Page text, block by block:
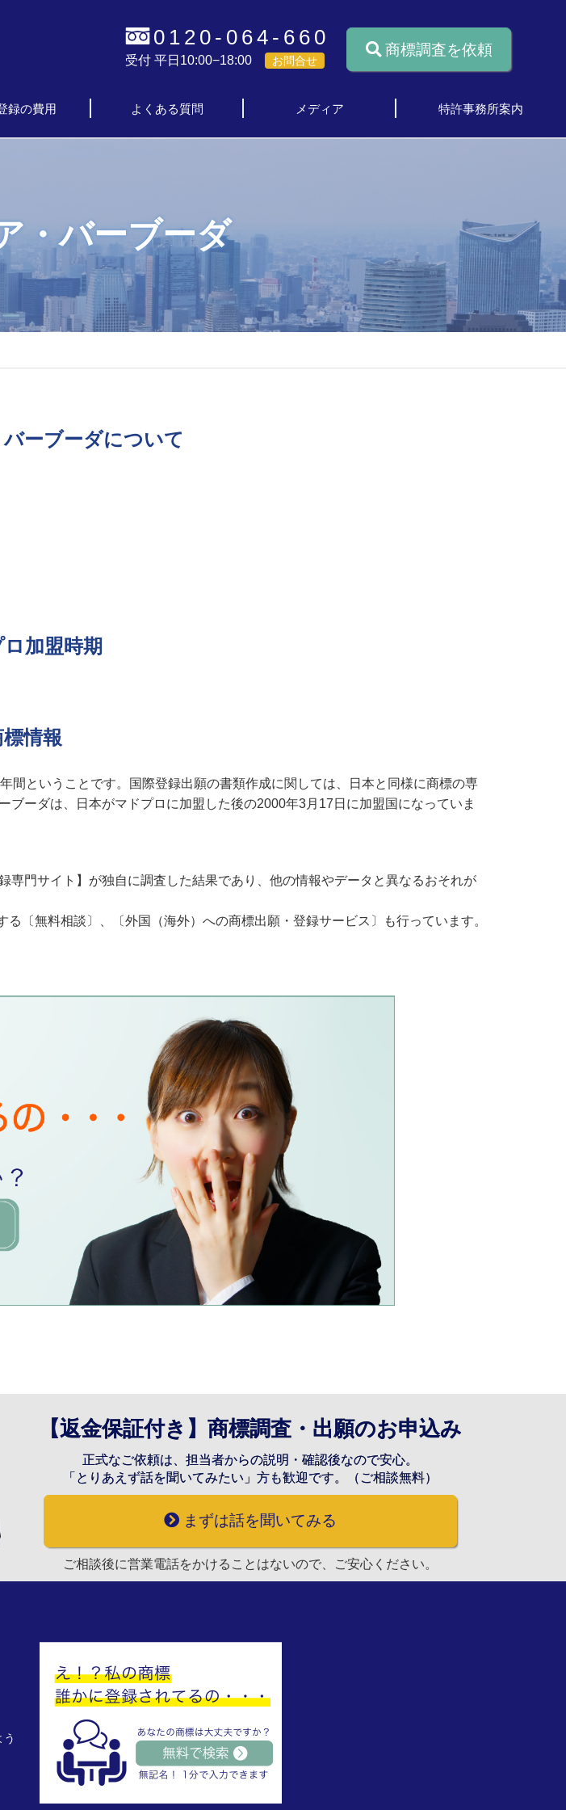
0120-064-660
受付 平日10:00−18:00 お問合せ
商標調査を依頼
録の費用 よくある質問 メディア 特許事務所案内
・バーブーダ
ーブーダについて
加盟時期
情報
ということです。国際登録出願の書類作成に関しては、日本と同様に商標の専
ーダは、日本がマドプロに加盟した後の2000年3月17日に加盟国になっていま
門サイト】が独自に調査した結果であり、他の情報やデータと異なるおそれが
〔無料相談〕、〔外国（海外）への商標出願・登録サービス〕も行っています。
【返金保証付き】商標調査・出願のお申込み
正式なご依頼は、担当者からの説明・確認後なので安心。
「とりあえず話を聞いてみたい」方も歓迎です。（ご相談無料）
まずは話を聞いてみる
ご相談後に営業電話をかけることはないので、ご安心ください。